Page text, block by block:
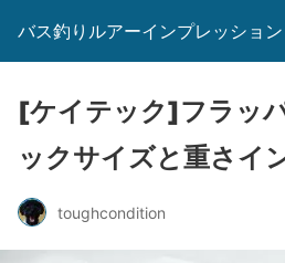
バス釣りルアーインプレッション
[ケイテック]フラッ
ックサイズと重さイ
toughcondition